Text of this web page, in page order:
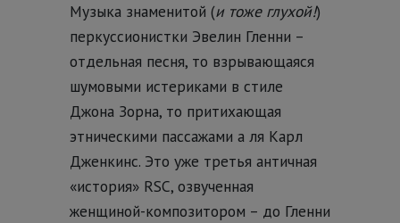
Музыка знаменитой (и тоже глухой!)
перкуссионистки Эвелин Гленни –
отдельная песня, то взрывающаяся
шумовыми истериками в стиле
Джона Зорна, то притихающая
этническими пассажами а ля Карл
Дженкинс. Это уже третья античная
«история» RSC, озвученная
женщиной-композитором – до Гленни